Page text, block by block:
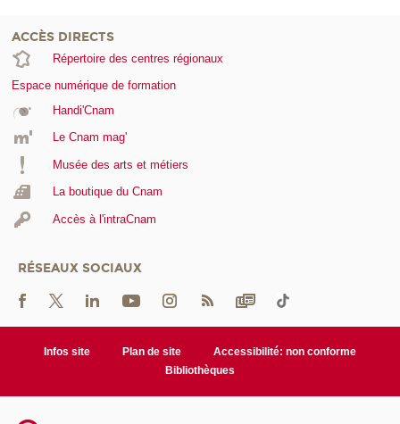
ACCÈS DIRECTS
Répertoire des centres régionaux
Espace numérique de formation
Handi'Cnam
Le Cnam mag'
Musée des arts et métiers
La boutique du Cnam
Accès à l'intraCnam
RÉSEAUX SOCIAUX
Infos site Plan de site
Accessibilité: non conforme
Bibliothèques